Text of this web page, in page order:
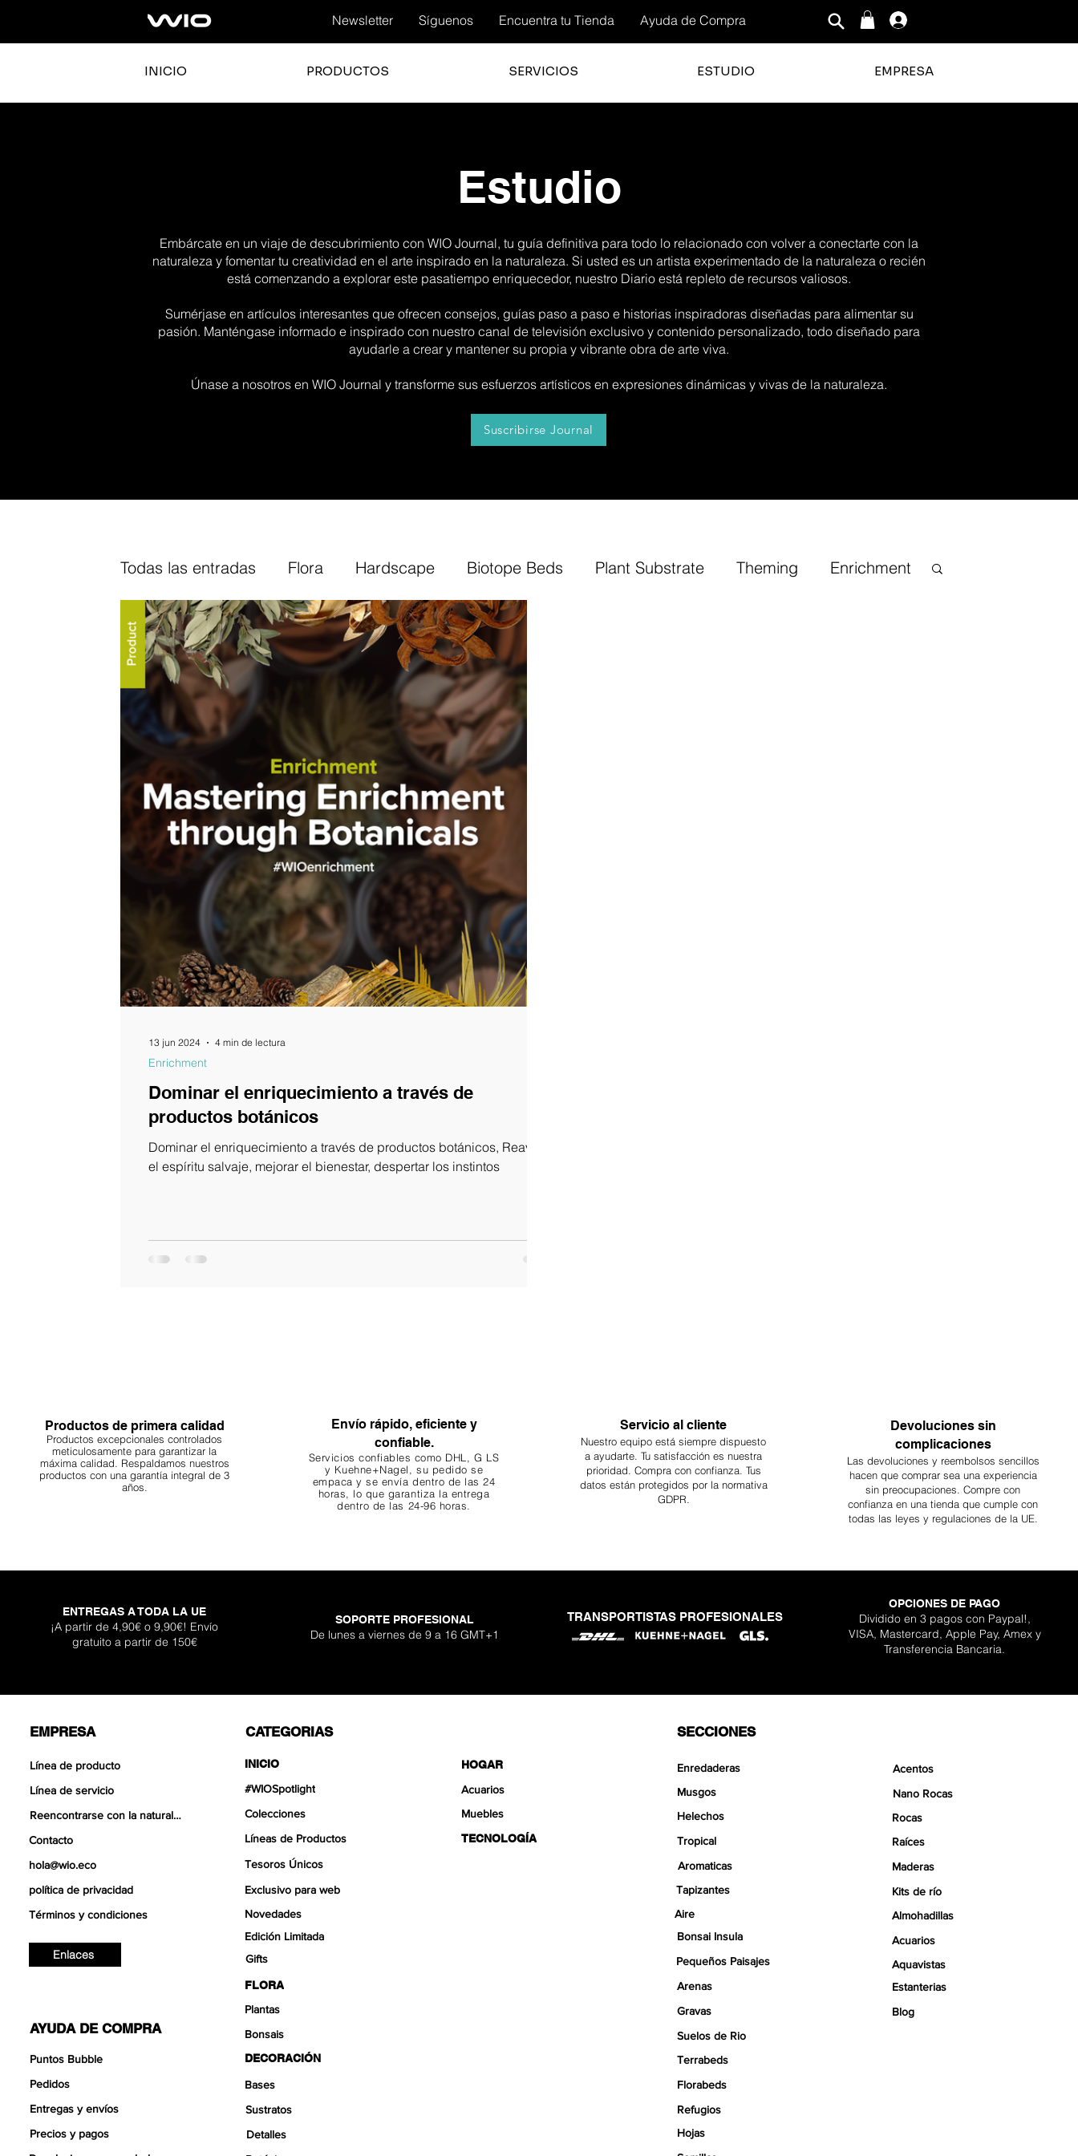
Newsletter Síguenos Encuentra tu Tienda Ayuda de Compra
INICIO PRODUCTOS SERVICIOS ESTUDIO EMPRESA
Estudio
Embárcate en un viaje de descubrimiento con WIO Journal, tu guía definitiva para todo lo relacionado con volver a conectarte con la
naturaleza y fomentar tu creatividad en el arte inspirado en la naturaleza. Si usted es un artista experimentado de la naturaleza o recién
está comenzando a explorar este pasatiempo enriquecedor, nuestro Diario está repleto de recursos valiosos.
Sumérjase en artículos interesantes que ofrecen consejos, guías paso a paso e historias inspiradoras diseñadas para alimentar su
pasión. Manténgase informado e inspirado con nuestro canal de televisión exclusivo y contenido personalizado, todo diseñado para
ayudarle a crear y mantener su propia y vibrante obra de arte viva.
Únase a nosotros en WIO Journal y transforme sus esfuerzos artísticos en expresiones dinámicas y vivas de la naturaleza.
Suscribirse Journal
Todas las entradas Flora Hardscape Biotope Beds Plant Substrate Theming Enrichment
Decor kits Arium Furnitures News Step by Step
Our Cork Fine-Tuning Bonsai Insula Petitescape
Dominar el enriquecimiento a través de
productos botánicos
Dominar el enriquecimiento a través de productos botánicos, Reavivar
el espíritu salvaje, mejorar el bienestar, despertar los instintos
Enrichment
13 jun 2024 4 min de lectura
Productos de primera calidad
Productos excepcionales controlados
meticulosamente para garantizar la
máxima calidad. Respaldamos nuestros
productos con una garantía integral de 3
años.
Envío rápido, eficiente y
confiable.
Servicios confiables como DHL, G LS
y Kuehne+Nagel, su pedido se
empaca y se envía dentro de las 24
horas, lo que garantiza la entrega
dentro de las 24-96 horas.
Servicio al cliente
Nuestro equipo está siempre dispuesto
a ayudarte. Tu satisfacción es nuestra
prioridad. Compra con confianza. Tus
datos están protegidos por la normativa
GDPR.
Devoluciones sin
complicaciones
Las devoluciones y reembolsos sencillos
hacen que comprar sea una experiencia
sin preocupaciones. Compre con
confianza en una tienda que cumple con
todas las leyes y regulaciones de la UE.
ENTREGAS A TODA LA UE
¡A partir de 4,90€ o 9,90€! Envío
gratuito a partir de 150€
SOPORTE PROFESIONAL
De lunes a viernes de 9 a 16 GMT+1
TRANSPORTISTAS PROFESIONALES
OPCIONES DE PAGO
Dividido en 3 pagos con Paypal!,
VISA, Mastercard, Apple Pay, Amex y
Transferencia Bancaria.
EMPRESA
Línea de producto
Línea de servicio
Reencontrarse con la naturaleza
Contacto
hola@wio.eco
política de privacidad
Términos y condiciones
Enlaces
AYUDA DE COMPRA
Puntos Bubble
Pedidos
Entregas y envíos
Precios y pagos
CATEGORIAS
INICIO
#WIOSpotlight
Colecciones
Líneas de Productos
Tesoros Únicos
Exclusivo para web
Novedades
Edición Limitada
Gifts
FLORA
Plantas
Bonsais
DECORACIÓN
Bases
Sustratos
Detalles
HOGAR
Acuarios
Muebles
TECNOLOGÍA
SECCIONES
Enredaderas
Musgos
Helechos
Tropical
Aromaticas
Tapizantes
Aire
Bonsai Insula
Pequeños Paisajes
Arenas
Gravas
Suelos de Rio
Terrabeds
Florabeds
Refugios
Hojas
Acentos
Nano Rocas
Rocas
Raíces
Maderas
Kits de río
Almohadillas
Acuarios
Aquavistas
Estanterias
Blog